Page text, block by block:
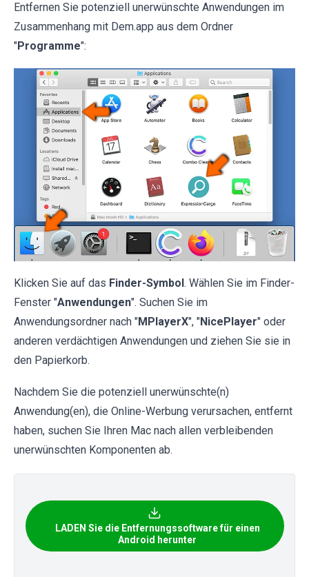
Entfernen Sie potenziell unerwünschte Anwendungen im
Zusammenhang mit Dem.app aus dem Ordner
"Programme":
Klicken Sie auf das Finder-Symbol . Wählen Sie im Finder-
Fenster "Anwendungen". Suchen Sie im
Anwendungsordner nach "MPlayerX", "NicePlayer" oder
anderen verdächtigen Anwendungen und ziehen Sie sie in
den Papierkorb.
Nachdem Sie die potenziell unerwünschte(n)
Anwendung(en), die Online-Werbung verursachen, entfernt
haben, suchen Sie Ihren Mac nach allen verbleibenden
unerwünschten Komponenten ab.
LADEN Sie die Entfernungssoftware für einen
Android herunter